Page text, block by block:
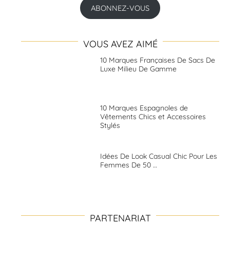
ABONNEZ-VOUS
VOUS AVEZ AIMÉ
10 Marques Françaises De Sacs De
Luxe Milieu De Gamme
10 Marques Espagnoles de
Vêtements Chics et Accessoires
Stylés
Idées De Look Casual Chic Pour Les
Femmes De 50 …
PARTENARIAT